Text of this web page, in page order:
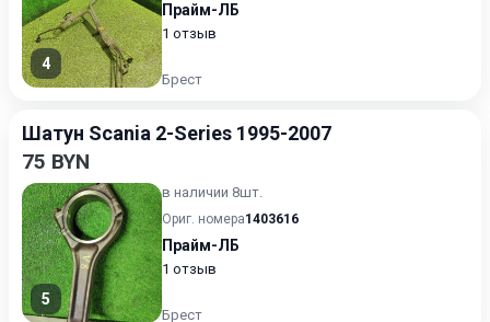
4
Прайм-ЛБ
1 отзыв
Брест
Шатун Scania 2-Series 1995-2007
75 BYN
5
в наличии 8шт.
Ориг. номера1403616
Прайм-ЛБ
1 отзыв
Брест